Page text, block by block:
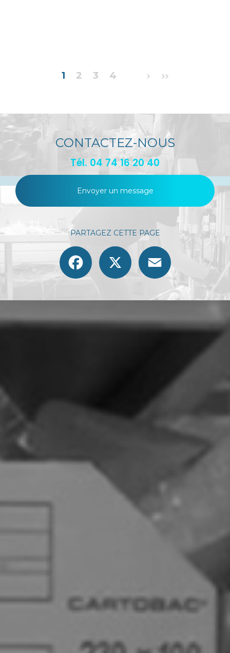
1 2 3 4
CONTACTEZ-NOUS
Tél. 04 74 16 20 40
Envoyer un message
PARTAGEZ CETTE PAGE
Facebook